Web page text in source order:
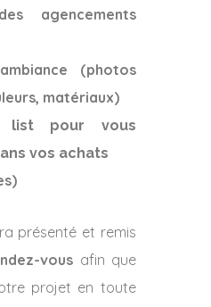
agencements
(photos
matériaux)
list pour vous
vos achats
présenté et remis
vous afin que
projet en toute